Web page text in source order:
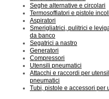
Seghe alternative e circolari
Termosoffiatori e pistole
Aspiratori
Smerigliatrici, pulitrici e
da banco
Segatrici a nastro
Generatori
Compressori
Utensili pneumatici
Attacchi e raccordi per
pneumatici
Tubi, pistole e accessori per